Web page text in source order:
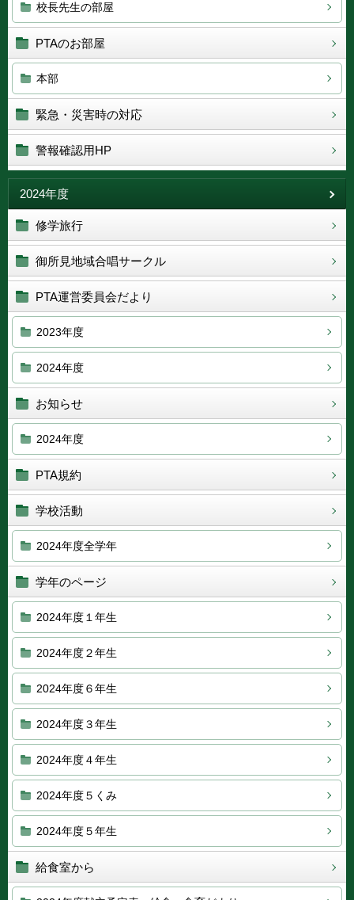
校長先生の部屋
PTAのお部屋
本部
緊急・災害時の対応
警報確認用HP
2024年度
修学旅行
御所見地域合唱サークル
PTA運営委員会だより
2023年度
2024年度
お知らせ
2024年度
PTA規約
学校活動
2024年度全学年
学年のページ
2024年度１年生
2024年度２年生
2024年度６年生
2024年度３年生
2024年度４年生
2024年度５くみ
2024年度５年生
給食室から